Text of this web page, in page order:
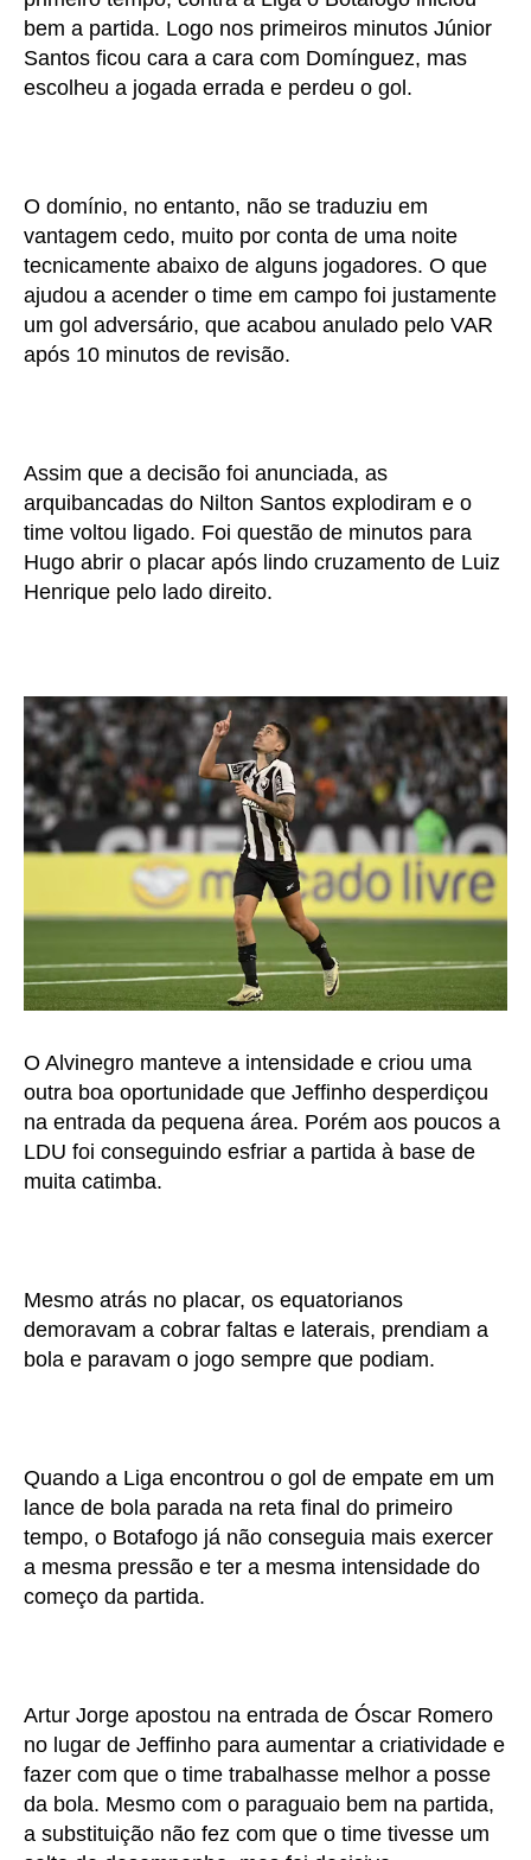
bem a partida. Logo nos primeiros minutos Júnior
Santos ficou cara a cara com Domínguez, mas
escolheu a jogada errada e perdeu o gol.
O domínio, no entanto, não se traduziu em
vantagem cedo, muito por conta de uma noite
tecnicamente abaixo de alguns jogadores. O que
ajudou a acender o time em campo foi justamente
um gol adversário, que acabou anulado pelo VAR
após 10 minutos de revisão.
Assim que a decisão foi anunciada, as
arquibancadas do Nilton Santos explodiram e o
time voltou ligado. Foi questão de minutos para
Hugo abrir o placar após lindo cruzamento de Luiz
Henrique pelo lado direito.
O Alvinegro manteve a intensidade e criou uma
outra boa oportunidade que Jeffinho desperdiçou
na entrada da pequena área. Porém aos poucos a
LDU foi conseguindo esfriar a partida à base de
muita catimba.
Mesmo atrás no placar, os equatorianos
demoravam a cobrar faltas e laterais, prendiam a
bola e paravam o jogo sempre que podiam.
Quando a Liga encontrou o gol de empate em um
lance de bola parada na reta final do primeiro
tempo, o Botafogo já não conseguia mais exercer
a mesma pressão e ter a mesma intensidade do
começo da partida.
Artur Jorge apostou na entrada de Óscar Romero
no lugar de Jeffinho para aumentar a criatividade e
fazer com que o time trabalhasse melhor a posse
da bola. Mesmo com o paraguaio bem na partida,
a substituição não fez com que o time tivesse um